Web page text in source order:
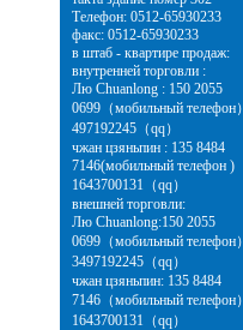
Телефон: 0512-65930233
факс: 0512-65930233
в штаб - квартире продаж:
внутренней торговли :
Лю Chuanlong : 150 2055
0699（мобильный телефон）
497192245（qq）
чжан цзяньпин : 135 8484
7146(мобильный телефон )
1643700131（qq）
внешней торговли:
Лю Chuanlong:150 2055
0699（мобильный телефон）
3497192245（qq）
чжан цзяньпин: 135 8484
7146（мобильный телефон）
1643700131（qq）